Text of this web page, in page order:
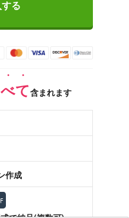
る
て含まれます
作成